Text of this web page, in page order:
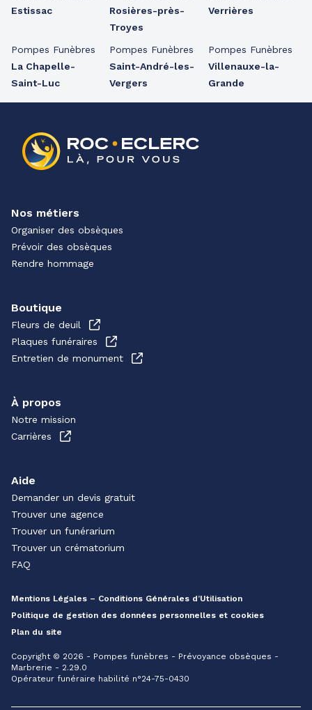
Estissac
Pompes Funèbres
La Chapelle-
Saint-Luc
Rosières-près-
Troyes
Pompes Funèbres
Saint-André-les-
Vergers
Verrières
Pompes Funèbres
Villenauxe-la-
Grande
Nos métiers
Organiser des obsèques
Prévoir des obsèques
Rendre hommage
Boutique
Fleurs de deuil
Plaques funéraires
Entretien de monument
À propos
Notre mission
Carrières
Aide
Demander un devis gratuit
Trouver une agence
Trouver un funérarium
Trouver un crématorium
FAQ
Mentions Légales – Conditions Générales d’Utilisation
Politique de gestion des données personnelles et cookies
Plan du site
Copyright © 2026 - Pompes funèbres - Prévoyance obsèques -
Marbrerie - 2.29.0
Opérateur funéraire habilité n°24-75-0430